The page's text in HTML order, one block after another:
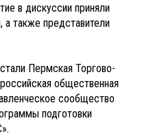
в дискуссии приняли
а также представители
Пермская Торгово-
общественная
сообщество
подготовки